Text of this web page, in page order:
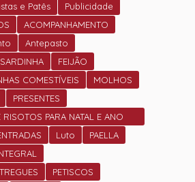
e Patês
Publicidade
ACOMPANHAMENTO
Antepasto
FEIJÃO
COMESTÍVEIS
MOLHOS
PRESENTES
PARA NATAL E ANO
NOVO Luto
PAELLA
PETISCOS